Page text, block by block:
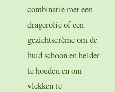
combinatie met een
dragerolie of een
gezichtscrème om de
huid schoon en helder
te houden en om
vlekken te